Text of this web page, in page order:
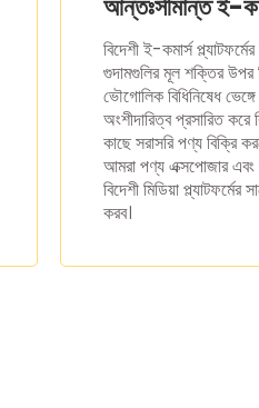
বিদেশী ই-কমার্স
গুদামগুলির মূল শক্তির উপর
ভৌগোলিক বিধিনিষেধ
অংশীদারিত্ব প্রসারিত করে
কাছে সরাসরি পণ্য বিক্রি
আমরা পণ্য এক্সপোজার এবং
বিদেশী মিডিয়া
করব।